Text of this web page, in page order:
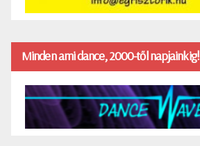
Minden ami dance, 2000-től napjainkig!